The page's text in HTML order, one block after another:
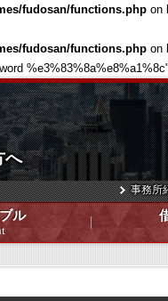
fudosan/functions.php on
fudosan/functions.php on
へ
ル
事務所